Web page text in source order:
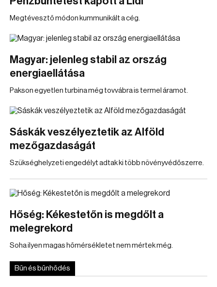
Megtévesztő módon kummunikált a cég.
Magyar: jelenleg stabil az ország
energiaellátása
Pakson egyetlen turbina még tovvábra is termel áramot.
Sáskák veszélyeztetik az Alföld
mezőgazdaságát
Szükséghelyzeti engedélyt adtak ki több növényvédőszerre.
Hőség: Kékestetőn is megdőlt a
melegrekord
Soha ilyen magas hőmérsékletet nem mértek még.
Bűn és bűnhődés